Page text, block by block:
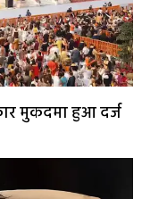
मुकदमा हुआ दर्ज